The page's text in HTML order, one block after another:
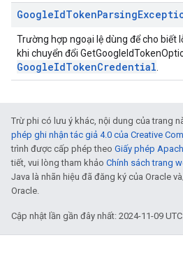
GoogleIdTokenParsing
Trường hợp ngoại lệ dùng để cho biết
khi chuyển đổi
GoogleIdTokenCredential
Trừ phi có lưu ý khác, nội dung của trang
phép ghi nhận tác giả 4.0 của Creative
trình được cấp phép theo Giấy phép
tiết, vui lòng tham khảo Chính sách trang
Java là nhãn hiệu đã đăng ký của Oracle
Oracle.
Cập nhật lần gần đây nhất: 2024-11-09